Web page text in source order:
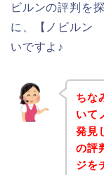
ビルンの評判を
に、【ノビルン
いですよ♪
ちな
いて
発見
の評
ジを